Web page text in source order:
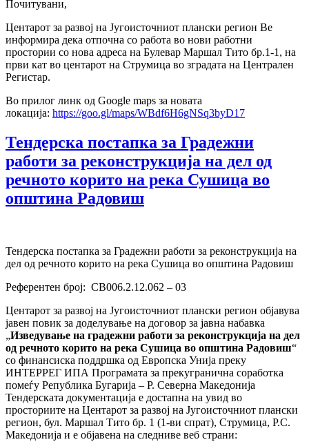
Почитувани,
Центарот за развој на Југоисточниот плански регион Ве
информира дека отпочна со работа во нови работни
простории со нова адреса на Булевар Маршал Тито бр.1-1, на
први кат во центарот на Струмица во зградата на Централен
Регистар.
Во прилог линк од Google maps за новата
локација: https://goo.gl/maps/WBdf6H6gNSq3byD17
Тендерска постапка за Градежни
работи за реконструкција на дел од
речното корито на река Сушица во
општина Радовиш
Тендерска постапка за Градежни работи за реконструкција на
дел од речното корито на река Сушица во општина Радовиш
Референтен број: CB006.2.12.062 – 03
Центарот за развој на Југоисточниот плански регион објавува
јавен повик за доделување на договор за јавна набавка
„Изведување на градежни работи за реконструкција на дел
од речното корито на река Сушица во општина Радовиш“
со финансиска поддршка од Европска Унија преку
ИНТЕРРЕГ ИПА Програмата за прекугранична соработка
помеѓу Република Бугарија – Р. Северна Македонија
Тендерската документација е достапна на увид во
просториите на Центарот за развој на Југоисточниот плански
регион, бул. Маршал Тито бр. 1 (1-ви спрат), Струмица, Р.С.
Македонија и е објавена на следниве веб страни: